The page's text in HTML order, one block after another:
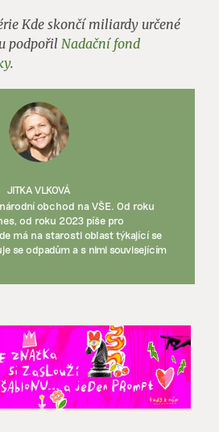
Kde skončí miliardy určené
podpořil Nadační fond
.
JITKA VLKOVÁ
obchod na VŠE. Od roku
od roku 2023 píše pro
má na starosti oblast týkající se
se odpadům a s nimi souvisejícím